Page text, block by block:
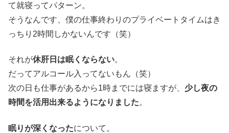
て就寝ってパターン。
そうなんです、僕の仕事終わりのプライベートタイムはき
っちり2時間しかないんです（笑）
それが休肝日は眠くならない。
だってアルコール入ってないもん（笑）
次の日も仕事があるから1時までには寝ますが、 少し夜の
時間を活用出来るようになりました。
眠りが深くなったについて。